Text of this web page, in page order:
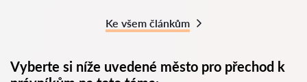
Ke všem článkům
Vyberte si níže uvedené město pro přechod k